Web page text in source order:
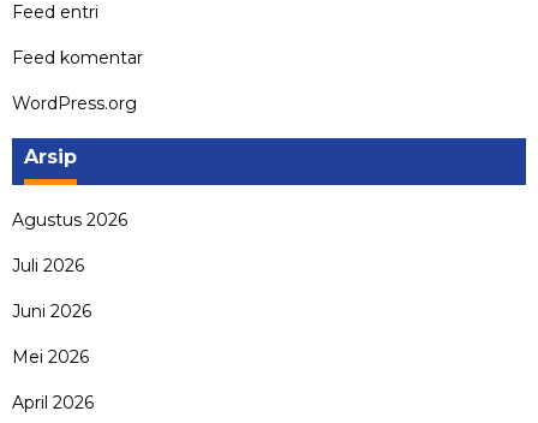
Feed entri
Feed komentar
WordPress.org
Arsip
Agustus 2026
Juli 2026
Juni 2026
Mei 2026
April 2026